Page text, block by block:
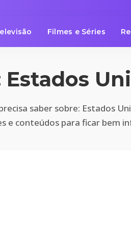
Filmes e Séries
Estados
saber sobre: Estados
e conteúdos para ficar bem